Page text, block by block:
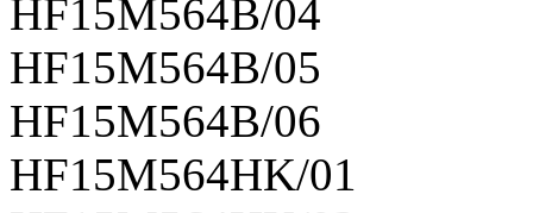
HF15M564B/04
HF15M564B/05
HF15M564B/06
HF15M564HK/01